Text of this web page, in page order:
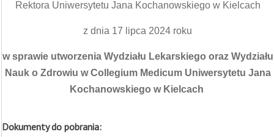
Rektora Uniwersytetu Jana Kochanowskiego w Kielcach
z dnia 17 lipca 2024 roku
w sprawie utworzenia Wydziału Lekarskiego oraz Wydziału
Nauk o Zdrowiu w Collegium Medicum Uniwersytetu Jana
Kochanowskiego w Kielcach
Dokumenty do pobrania: